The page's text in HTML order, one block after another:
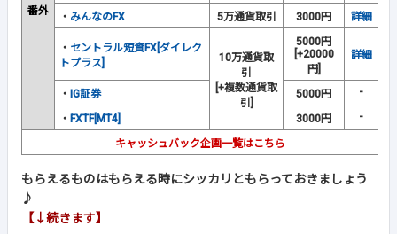
番外 ・ みんなのFX 5万通貨取引 3000円 詳細
・ セントラル短資FX[ダイレク
トプラス]
10万通貨取
引
[+複数通貨取
引]
5000円
[+20000
円]
詳細
・ IG証券 5000円 -
・ FXTF[MT4] 3000円 -
キャッシュバック企画一覧はこちら
もらえるものはもらえる時にシッカリともらっておきましょう
♪
【↓続きます】